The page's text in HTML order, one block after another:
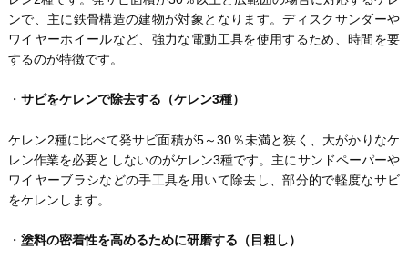
ンで、主に鉄骨構造の建物が対象となります。ディスクサンダーや
ワイヤーホイールなど、強力な電動工具を使用するため、時間を要
するのが特徴です。
・ サビをケレンで除去する（ケレン3種）
ケレン2種に比べて発サビ面積が5～30％未満と狭く、大がかりなケ
レン作業を必要としないのがケレン3種です。主にサンドペーパーや
ワイヤーブラシなどの手工具を用いて除去し、部分的で軽度なサビ
をケレンします。
・ 塗料の密着性を高めるために研磨する（目粗し）